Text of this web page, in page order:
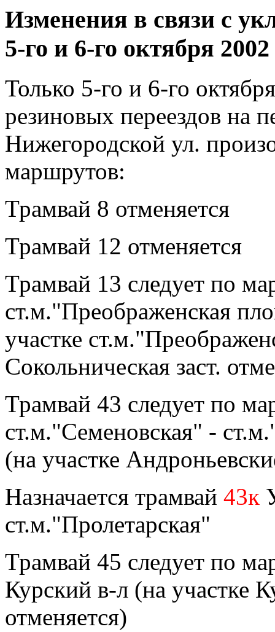
Изменения в связи с
5-го и 6-го октября 2002
Только 5-го и 6-го
резиновых переездов на
Нижегородской ул.
маршрутов:
Трамвай 8 отменяется
Трамвай 12 отменяется
Трамвай 13 следует по
ст.м."Преображенская
участке
Сокольническая заст.
Трамвай 43 следует по
ст.м."Семеновская" -
(на участке
Назначается трамвай 43к
ст.м."Пролетарская"
Трамвай 45 следует по
Курский в-л (на участке
отменяется)